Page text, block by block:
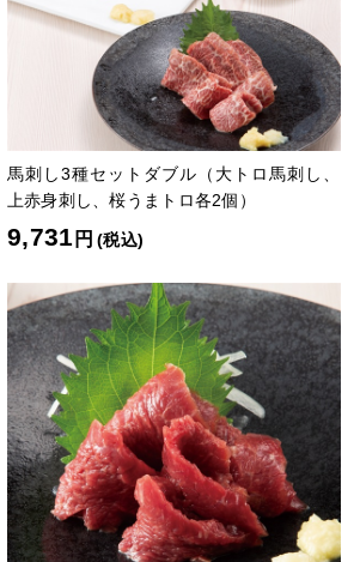
馬刺し3種セットダブル（大トロ馬刺し、
上赤身刺し、桜うまトロ各2個）
9,731 円 (税込)